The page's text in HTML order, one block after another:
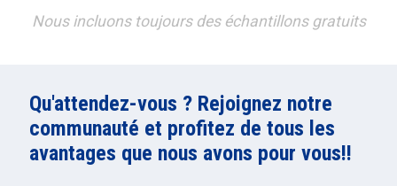
Nous incluons toujours des échantillons gratuits
Qu'attendez-vous ? Rejoignez notre
communauté et profitez de tous les
avantages que nous avons pour vous!!